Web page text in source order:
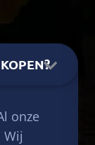
onze
Wij